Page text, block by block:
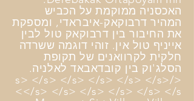
האכסניה ממוקמת על הכביש
המהיר דרבוקאק-איבראדי, ומספקת
את החיבור בין דרבוקאק טול לבין
אייניף טול אין. זוהי דוגמה ששרדה
חלקית לקרוואנים של תקופת
הסלג'וק בין קובדאבאד לאלניה.
</s> </s> </s> </s> </s> </s>
</s> </s> </s> </s> </s> </s>